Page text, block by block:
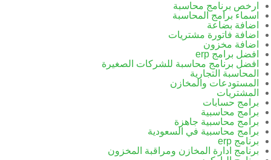
ارخص برنامج محاسبة
اسماء برامج المحاسبة
اضافة بضاعة
اضافة فاتورة مشتريات
اضافة مخزون
افضل برامج erp
افضل برنامج محاسبة للشركات الصغيرة
المحاسبة التجارية
المستودعات والمخازن
المشتريات
برامج حسابات
برامج محاسبية
برامج محاسبية جاهزة
برامج محاسبية في السعودية
برنامج erp
برنامج ادارة المخازن ومراقبة المخزون